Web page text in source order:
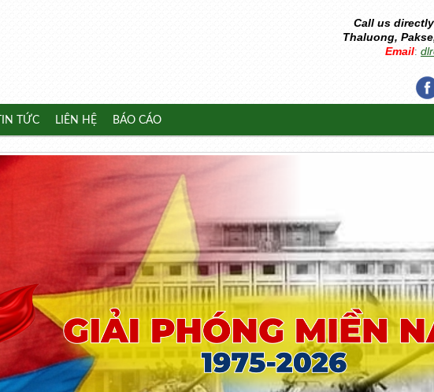
Call us
Thaluong,
Email:
TIN TỨC LIÊN HỆ BÁO CÁO